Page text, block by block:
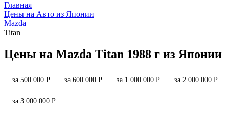
Главная
Цены на Авто из Японии
Mazda
Titan
Цены на Mazda Titan 1988 г из Японии
за 500 000 Р за 600 000 Р за 1 000 000 Р за 2 000 000 Р
за 3 000 000 Р